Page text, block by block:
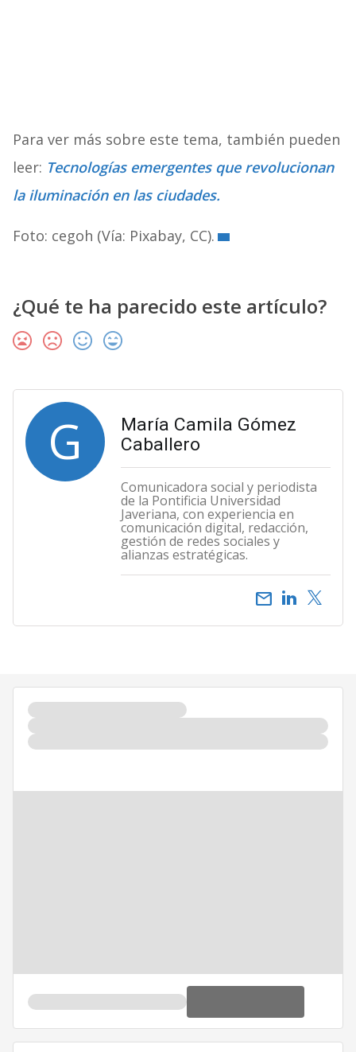
Para ver más sobre este tema, también pueden
leer: Tecnologías emergentes que revolucionan
la iluminación en las ciudades.
Foto: cegoh (Vía: Pixabay, CC).
¿Qué te ha parecido este artículo?
G
María Camila Gómez
Caballero
Comunicadora social y periodista
de la Pontificia Universidad
Javeriana, con experiencia en
comunicación digital, redacción,
gestión de redes sociales y
alianzas estratégicas.
email